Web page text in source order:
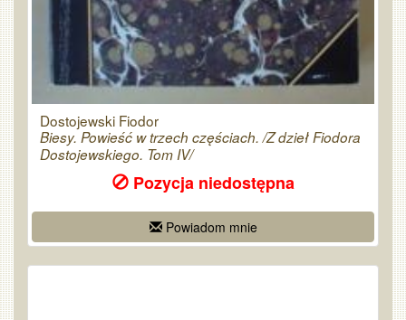
Dostojewski Fiodor
Biesy. Powieść w trzech częściach. /Z dzieł Fiodora
Dostojewskiego. Tom IV/
Pozycja niedostępna
Powiadom mnie